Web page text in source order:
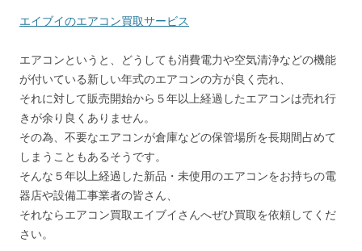
エイブイのエアコン買取サービス
エアコンというと、どうしても消費電力や空気清浄などの機能
が付いている新しい年式のエアコンの方が良く売れ、
それに対して販売開始から５年以上経過したエアコンは売れ行
きが余り良くありません。
その為、不要なエアコンが倉庫などの保管場所を長期間占めて
しまうこともあるそうです。
そんな５年以上経過した新品・未使用のエアコンをお持ちの電
器店や設備工事業者の皆さん、
それならエアコン買取エイブイさんへぜひ買取を依頼してくだ
さい。